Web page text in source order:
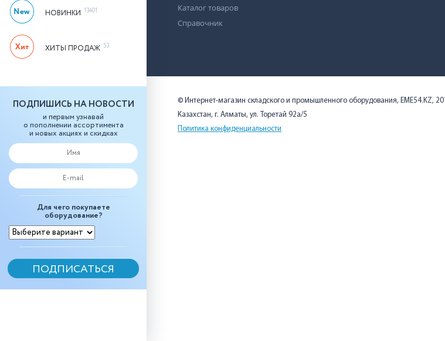
НОВИНКИ 13401
ХИТЫ ПРОДАЖ 53
ПОДПИШИСЬ НА НОВОСТИ
и первым узнавай
о пополнении ассортимента
и новых акциях и скидках
Для чего покупаете
оборудование?
Каталог товаров
Справочник
© Интернет-магазин складского и промышленного оборудования, EME54.KZ,
Казахстан, г. Алматы, ул. Торетай 92а/5
Политика конфиденциальности